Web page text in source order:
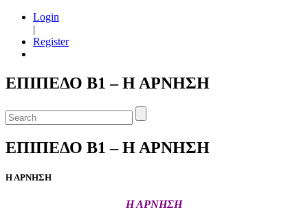
Login
|
Register
ΕΠΙΠΕΔΟ Β1 – Η ΑΡΝΗΣΗ
ΕΠΙΠΕΔΟ Β1 – Η ΑΡΝΗΣΗ
Η ΑΡΝΗΣΗ
Η ΑΡΝΗΣΗ